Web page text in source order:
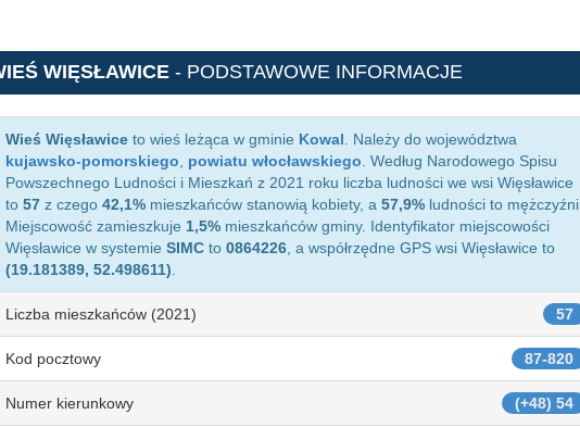
WIĘSŁAWICE - PODSTAWOWE INFORMACJE
Wieś Więsławice to wieś leżąca w gminie Kowal . Należy do województwa
kujawsko-pomorskiego
powiatu włocławskiego . Według Narodowego Spisu
Powszechnego Ludności i Mieszkań z 2021 roku liczba ludności we wsi Więsławice
to 57 z czego 42,1% mieszkańców stanowią kobiety, a 57,9% ludności to mężczyźni.
Miejscowość zamieszkuje 1,5% mieszkańców gminy. Identyfikator miejscowości
Więsławice w systemie SIMC to 0864226 , a współrzędne GPS wsi Więsławice to
(19.181389, 52.498611)
57
Liczba mieszkańców (2021)
87-820
Kod pocztowy
(+48) 54
Numer kierunkowy